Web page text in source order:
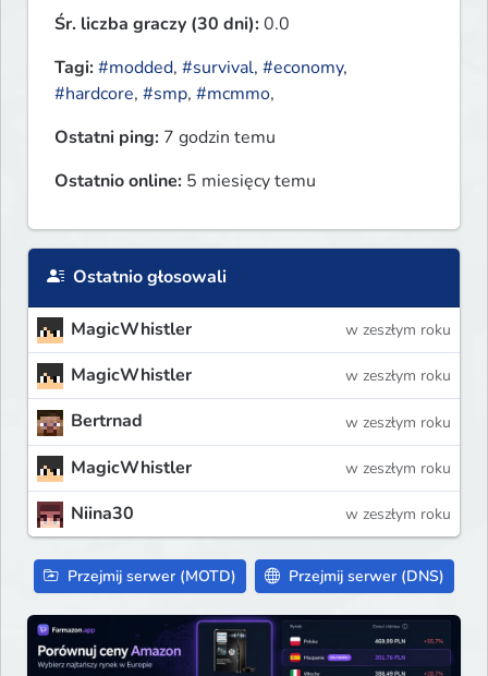
Śr. liczba graczy (30 dni):0.0
Tagi:#modded, #survival, #economy,
#hardcore, #smp, #mcmmo,
Ostatni ping: 7 godzin temu
Ostatnio online: 5 miesięcy temu
Ostatnio głosowali
MagicWhistler w zeszłym roku
MagicWhistler w zeszłym roku
Bertrnad w zeszłym roku
MagicWhistler w zeszłym roku
Niina30 w zeszłym roku
Przejmij serwer (MOTD) Przejmij serwer (DNS)